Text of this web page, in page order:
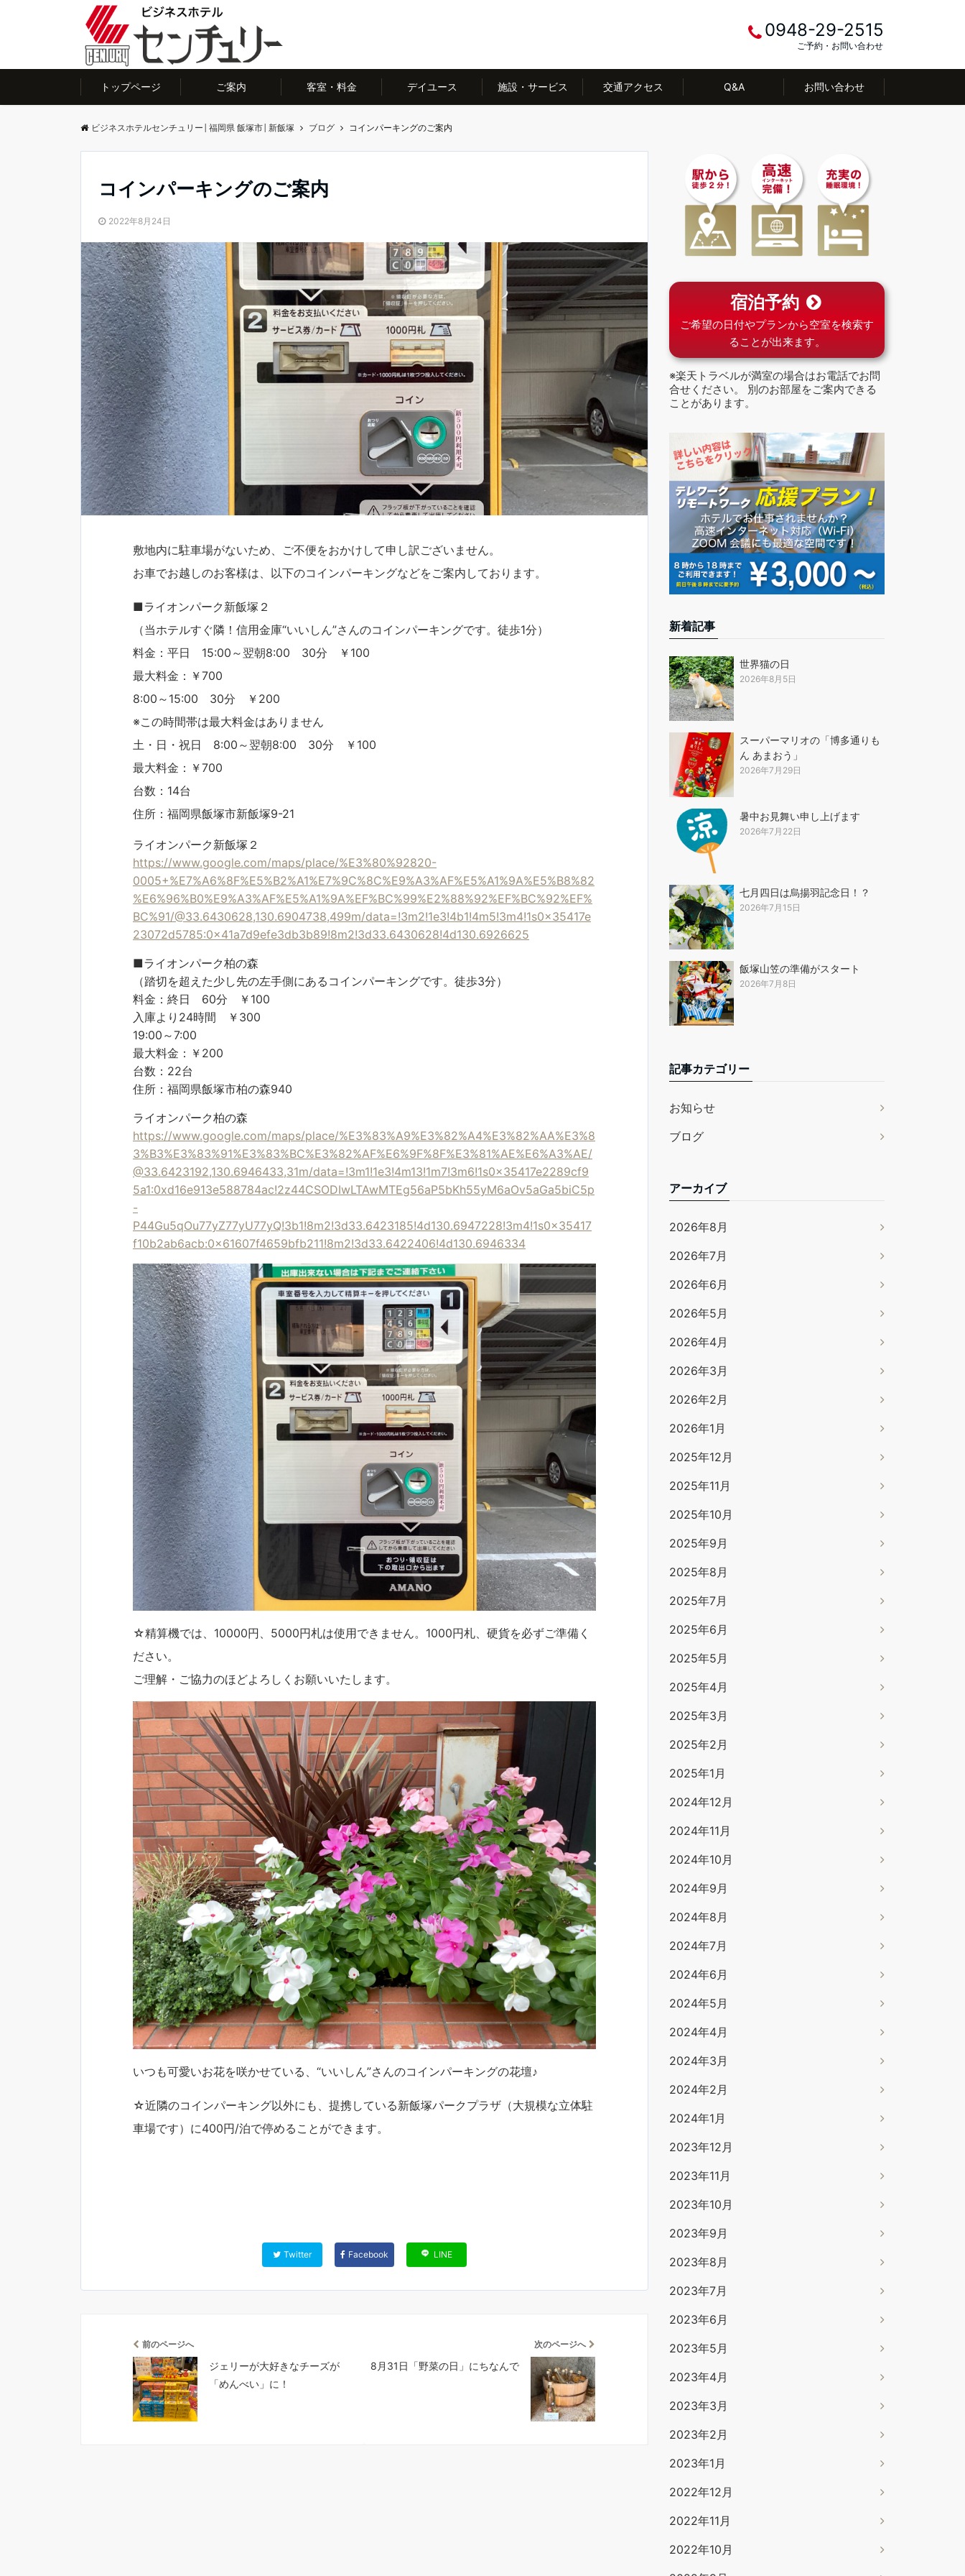
0948-29-2515
ご予約・お問い合わせ
トップページ ご案内 客室・料金 デイユース 施設・サービス 交通アクセス Q&A お問い合わせ
ビジネスホテルセンチュリー│福岡県 飯塚市│新飯塚 ブログ コインパーキングのご案内
コインパーキングのご案内
2022年8月24日
敷地内に駐車場がないため、ご不便をおかけして申し訳ございません。
お車でお越しのお客様は、以下のコインパーキングなどをご案内しております。
■ライオンパーク新飯塚２
（当ホテルすぐ隣！信用金庫“いいしん”さんのコインパーキングです。徒歩1分）
料金：平日 15:00～翌朝8:00 30分 ￥100
最大料金：￥700
8:00～15:00 30分 ￥200
※この時間帯は最大料金はありません
土・日・祝日 8:00～翌朝8:00 30分 ￥100
最大料金：￥700
台数：14台
住所：福岡県飯塚市新飯塚9-21
ライオンパーク新飯塚２
https://www.google.com/maps/place/%E3%80%92820-
0005+%E7%A6%8F%E5%B2%A1%E7%9C%8C%E9%A3%AF%E5%A1%9A%E5%B8%82
%E6%96%B0%E9%A3%AF%E5%A1%9A%EF%BC%99%E2%88%92%EF%BC%92%EF%
BC%91/@33.6430628,130.6904738,499m/data=!3m2!1e3!4b1!4m5!3m4!1s0x35417e
23072d5785:0x41a7d9efe3db3b89!8m2!3d33.6430628!4d130.6926625
■ライオンパーク柏の森
（踏切を超えた少し先の左手側にあるコインパーキングです。徒歩3分）
料金：終日 60分 ￥100
入庫より24時間 ￥300
19:00～7:00
最大料金：￥200
台数：22台
住所：福岡県飯塚市柏の森940
ライオンパーク柏の森
https://www.google.com/maps/place/%E3%83%A9%E3%82%A4%E3%82%AA%E3%8
3%B3%E3%83%91%E3%83%BC%E3%82%AF%E6%9F%8F%E3%81%AE%E6%A3%AE/
@33.6423192,130.6946433,31m/data=!3m1!1e3!4m13!1m7!3m6!1s0x35417e2289cf9
5a1:0xd16e913e588784ac!2z44CSODIwLTAwMTEg56aP5bKh55yM6aOv5aGa5biC5p
-
P44Gu5qOu77yZ77yU77yQ!3b1!8m2!3d33.6423185!4d130.6947228!3m4!1s0x35417
f10b2ab6acb:0x61607f4659bfb211!8m2!3d33.6422406!4d130.6946334
☆精算機では、10000円、5000円札は使用できません。1000円札、硬貨を必ずご準備く
ださい。
ご理解・ご協力のほどよろしくお願いいたします。
いつも可愛いお花を咲かせている、“いいしん”さんのコインパーキングの花壇♪
☆近隣のコインパーキング以外にも、提携している新飯塚パークプラザ（大規模な立体駐
車場です）に400円/泊で停めることができます。
Twitter Facebook LINE
前のページへ
ジェリーが大好きなチーズが
「めんべい」に！
次のページへ
8月31日「野菜の日」にちなんで
宿泊予約
ご希望の日付やプランから空室を検索す
ることが出来ます。
※楽天トラベルが満室の場合はお電話でお問
合せください。 別のお部屋をご案内できる
ことがあります。
新着記事
世界猫の日
2026年8月5日
スーパーマリオの「博多通りも
ん あまおう」
2026年7月29日
暑中お見舞い申し上げます
2026年7月22日
七月四日は烏揚羽記念日！？
2026年7月15日
飯塚山笠の準備がスタート
2026年7月8日
記事カテゴリー
お知らせ
ブログ
アーカイブ
2026年8月
2026年7月
2026年6月
2026年5月
2026年4月
2026年3月
2026年2月
2026年1月
2025年12月
2025年11月
2025年10月
2025年9月
2025年8月
2025年7月
2025年6月
2025年5月
2025年4月
2025年3月
2025年2月
2025年1月
2024年12月
2024年11月
2024年10月
2024年9月
2024年8月
2024年7月
2024年6月
2024年5月
2024年4月
2024年3月
2024年2月
2024年1月
2023年12月
2023年11月
2023年10月
2023年9月
2023年8月
2023年7月
2023年6月
2023年5月
2023年4月
2023年3月
2023年2月
2023年1月
2022年12月
2022年11月
2022年10月